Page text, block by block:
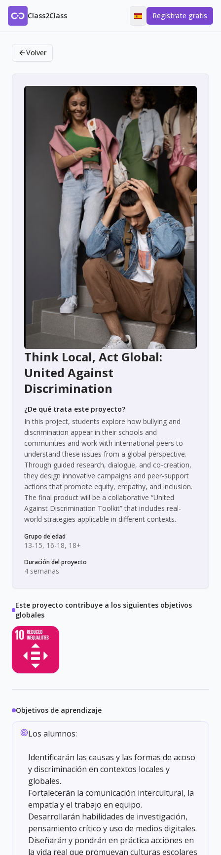
Class2Class Regístrate gratis
Volver
Think Local, Act Global:
United Against
Discrimination
¿De qué trata este proyecto?
In this project, students explore how bullying and
discrimination appear in their schools and
communities and work with international peers to
understand these issues from a global perspective.
Through guided research, dialogue, and co-creation,
they design innovative campaigns and peer-support
actions that promote equity, empathy, and inclusion.
The final product will be a collaborative “United
Against Discrimination Toolkit” that includes real-
world strategies applicable in different contexts.
Grupo de edad
13-15, 16-18, 18+
Duración del proyecto
4 semanas
Este proyecto contribuye a los siguientes objetivos
globales
Objetivos de aprendizaje
Los alumnos:
Identificarán las causas y las formas de acoso
y discriminación en contextos locales y
globales.
Fortalecerán la comunicación intercultural, la
empatía y el trabajo en equipo.
Desarrollarán habilidades de investigación,
pensamiento crítico y uso de medios digitales.
Diseñarán y pondrán en práctica acciones en
la vida real que promuevan culturas escolares